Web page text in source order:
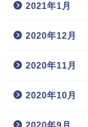
2021年1月
2020年12月
2020年11月
2020年10月